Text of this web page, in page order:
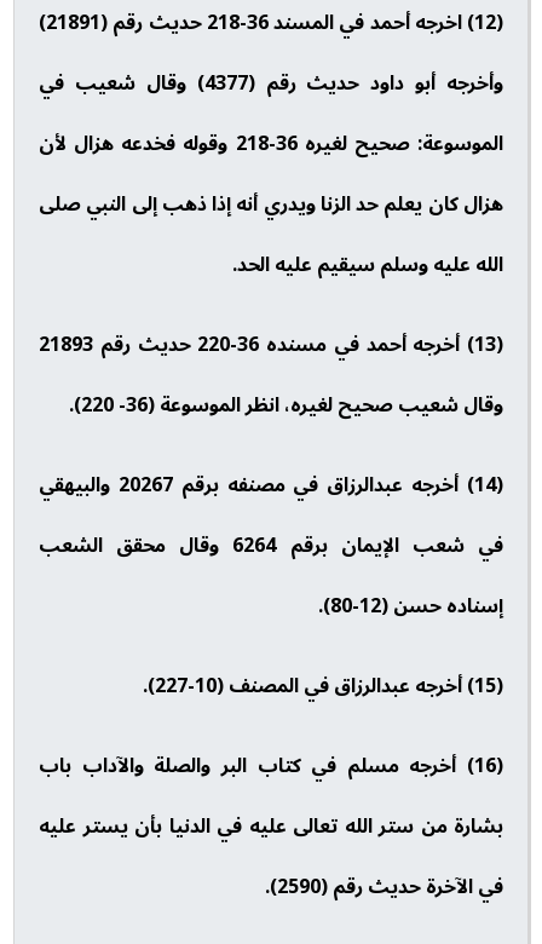
(12) اخرجه أحمد في المسند 36-218 حديث رقم (21891)
وأخرجه أبو داود حديث رقم (4377) وقال شعيب في
الموسوعة: صحيح لغيره 36-218 وقوله فخدعه هزال لأن
هزال كان يعلم حد الزنا ويدري أنه إذا ذهب إلى النبي صلى
الله عليه وسلم سيقيم عليه الحد.
(13) أخرجه أحمد في مسنده 36-220 حديث رقم 21893
وقال شعيب صحيح لغيره، انظر الموسوعة (36- 220).
(14) أخرجه عبدالرزاق في مصنفه برقم 20267 والبيهقي
في شعب الإيمان برقم 6264 وقال محقق الشعب
إسناده حسن (12-80).
(15) أخرجه عبدالرزاق في المصنف (10-227).
(16) أخرجه مسلم في كتاب البر والصلة والآداب باب
بشارة من ستر الله تعالى عليه في الدنيا بأن يستر عليه
في الآخرة حديث رقم (2590).